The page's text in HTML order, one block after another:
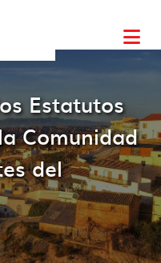
Estatutos
Comunidad
del